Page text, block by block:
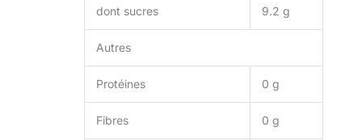
dont sucres 9.2 g
Autres
Protéines 0 g
Fibres 0 g